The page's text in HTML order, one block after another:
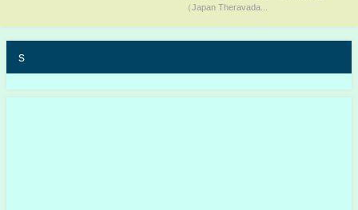
（Japan Theravada...
s